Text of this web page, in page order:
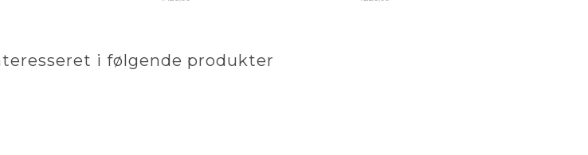
i følgende produkter